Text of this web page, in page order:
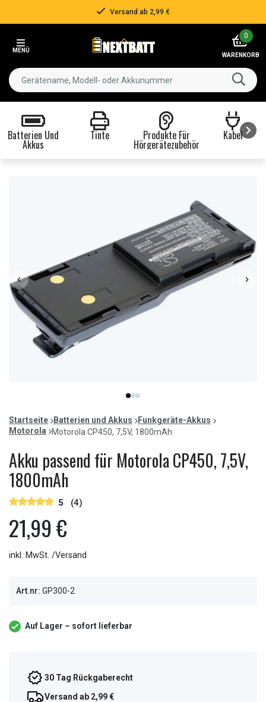
Versand ab 2,99 €
MENÜ
0
WARENKORB
Batterien Und
Akkus
Tinte Produkte Für
Hörgerätezubehör
Kabel
item
0
item
1
item
2
of
3
Startseite Batterien und Akkus
Funkgeräte-Akkus
Motorola
Motorola CP450, 7,5V, 1800mAh
Akku passend für Motorola CP450, 7,5V,
1800mAh
5 (4)
21,99 €
inkl. MwSt. /Versand
Art.nr: GP300-2
Auf Lager – sofort lieferbar
30 Tag Rückgaberecht
Versand ab 2,99 €